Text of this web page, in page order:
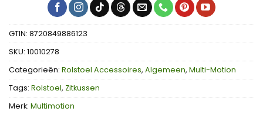
GTIN: 8720849886123
SKU: 10010278
Categorieën: Rolstoel Accessoires, Algemeen, Multi-Motion
Tags: Rolstoel, Zitkussen
Merk: Multimotion